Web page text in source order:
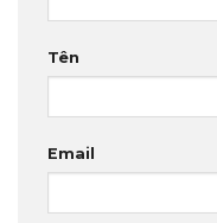
Tên
Email